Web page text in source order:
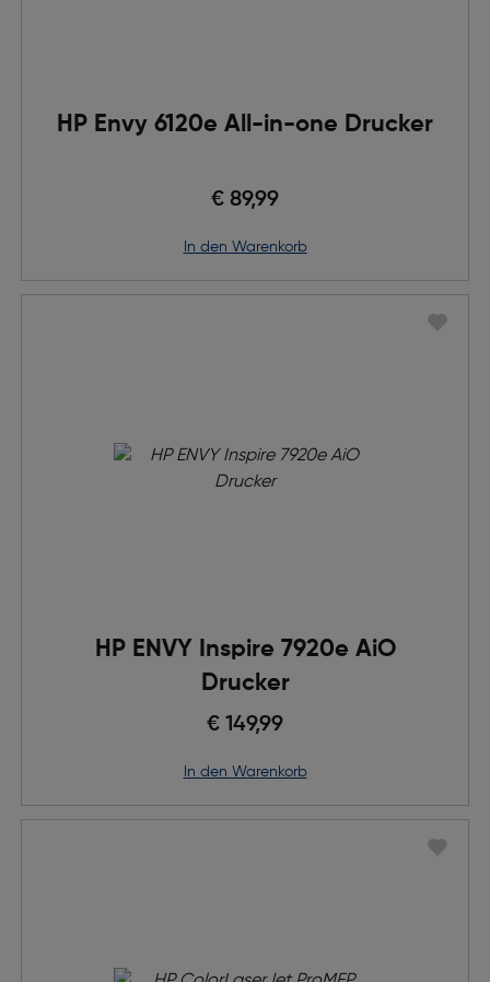
HP Envy 6120e All-in-one Drucker
€ 89,99
in den Warenkorb
HP ENVY Inspire 7920e AiO
Drucker
€ 149,99
in den Warenkorb